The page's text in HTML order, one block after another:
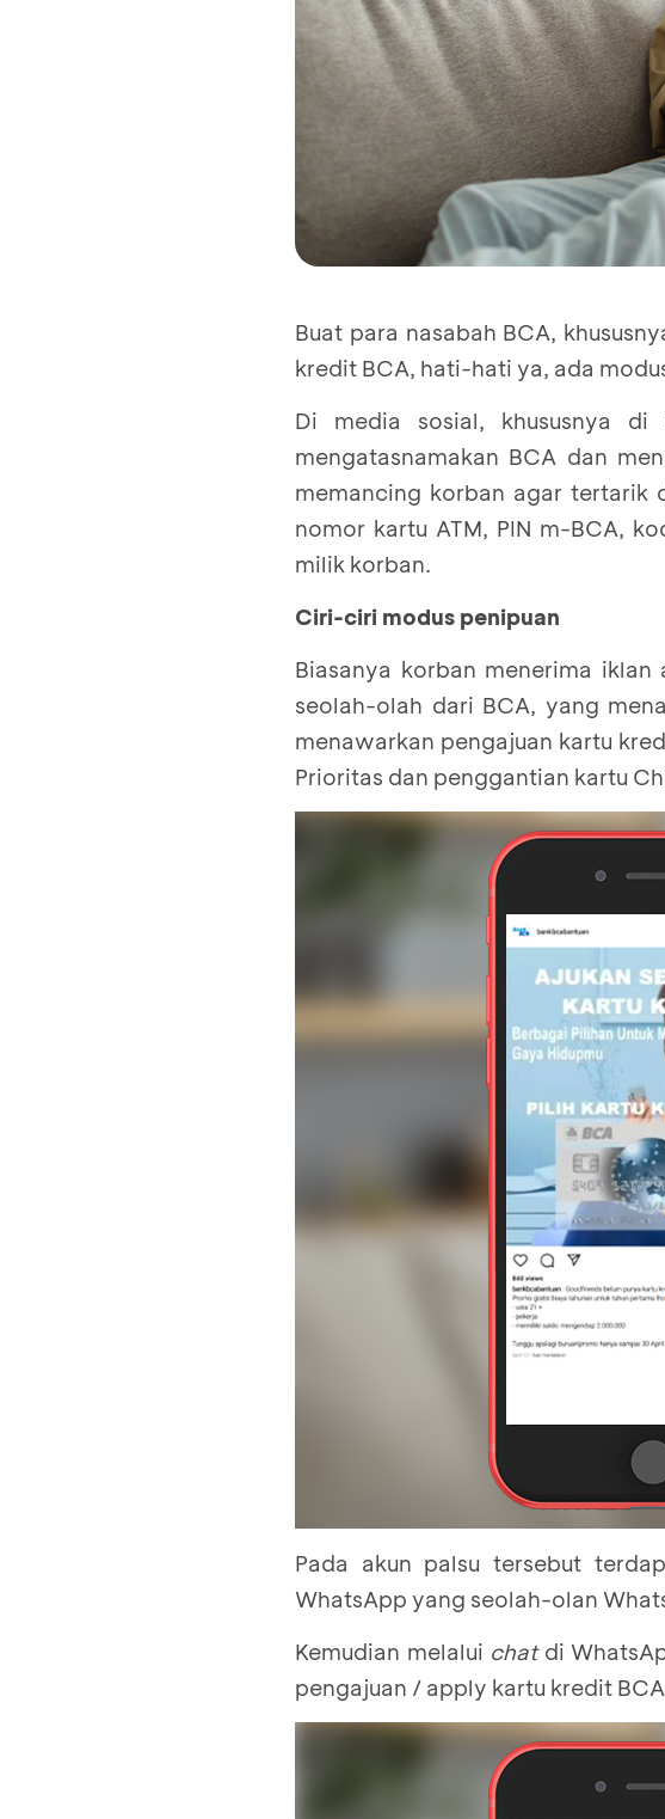
Buat para nasabah BCA,
kredit BCA, hati-hati ya, ada
Di media sosial, khususnya
mengatasnamakan BCA dan
memancing korban agar tertarik
nomor kartu ATM, PIN m-BCA,
milik korban.
Ciri-ciri modus penipuan
Biasanya korban menerima
seolah-olah dari BCA, yang
menawarkan pengajuan kartu
Prioritas dan penggantian kartu
Pada akun palsu tersebut
WhatsApp yang seolah-olan
Kemudian melalui chatdi
pengajuan / apply kartu kredit